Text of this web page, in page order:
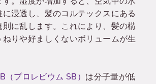
浸透し、髪のコルテックスにある
に乱します。これにより、髪の構
りや好ましくないボリュームが生
プロレビウム SB） は分子量が低